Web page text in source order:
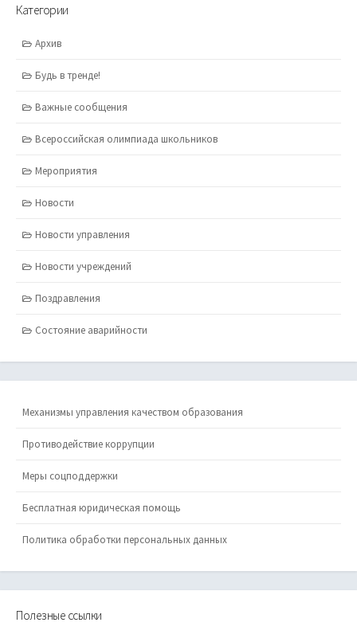
Категории
Архив
Будь в тренде!
Важные сообщения
Всероссийская олимпиада школьников
Мероприятия
Новости
Новости управления
Новости учреждений
Поздравления
Состояние аварийности
Механизмы управления качеством образования
Противодействие коррупции
Меры соцподдержки
Бесплатная юридическая помощь
Политика обработки персональных данных
Полезные ссылки